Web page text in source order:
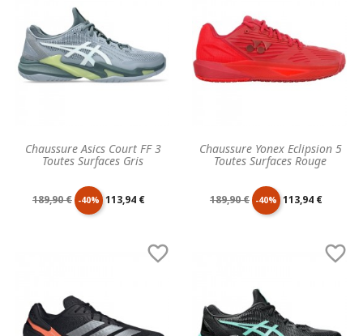
Chaussure Asics Court FF 3
Toutes Surfaces Gris
Prix
189,90 € -40% Prix
113,94 €
Chaussure Yonex Eclipsion 5
Toutes Surfaces Rouge
Prix
189,90 € -40% Prix
113,94 €
 